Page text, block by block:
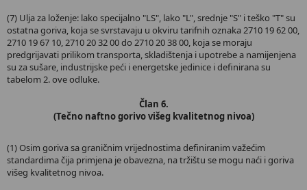
(7) Ulja za loženje: lako specijalno "LS", lako "L", srednje "S" i teško "T" su
ostatna goriva, koja se svrstavaju u okviru tarifnih oznaka 2710 19 62 00,
2710 19 67 10, 2710 20 32 00 do 2710 20 38 00, koja se moraju
predgrijavati prilikom transporta, skladištenja i upotrebe a namijenjena
su za sušare, industrijske peći i energetske jedinice i definirana su
tabelom 2. ove odluke.
Član 6.
(Tečno naftno gorivo višeg kvalitetnog nivoa)
(1) Osim goriva sa graničnim vrijednostima definiranim važećim
standardima čija primjena je obavezna, na tržištu se mogu naći i goriva
višeg kvalitetnog nivoa.